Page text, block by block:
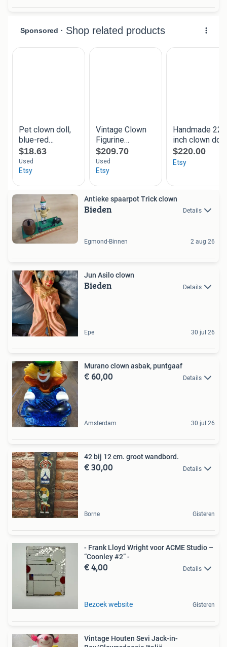
Antieke spaarpot Trick clown
Bieden Details
Egmond-Binnen 2 aug 26
Jun Asilo clown
Bieden Details
Epe 30 jul 26
Murano clown asbak, puntgaaf
€ 60,00 Details
Amsterdam 30 jul 26
42 bij 12 cm. groot wandbord.
€ 30,00 Details
Borne Gisteren
- Frank Lloyd Wright voor ACME Studio –
“Coonley #2” -
€ 4,00 Details
Bezoek website Gisteren
Vintage Houten Sevi Jack-in-